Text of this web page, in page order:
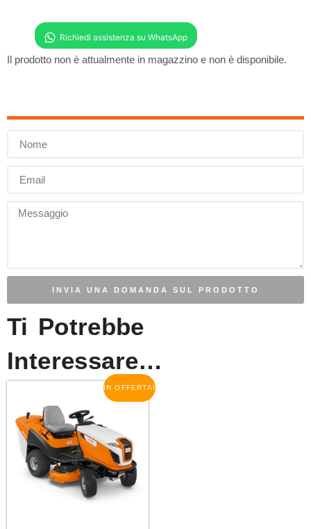
Il prodotto non è attualmente in magazzino e non è disponibile.
INVIA UNA DOMANDA SUL PRODOTTO
Ti Potrebbe
Interessare…
IN OFFERTA!